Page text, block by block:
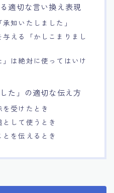
適切な言い換え表現
知いたしました」
える「かしこまりまし
は絶対に使ってはいけ
た」の適切な伝え方
受けたとき
して使うとき
を伝えるとき